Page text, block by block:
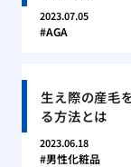
2023.07.05
AGA
生え際の産毛
る方法とは
2023.06.18
男性化粧品